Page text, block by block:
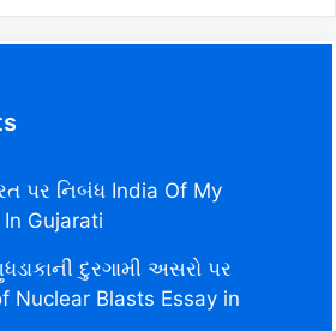
પર નિબંધ India Of My
Gujarati
દુરગામી અસરો પર
Nuclear Blasts Essay in